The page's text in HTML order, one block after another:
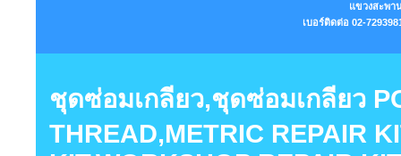
แขวงสะพา
เบอร์ติดต่อ 02-
ชุดซ่อมเกลียว,ชุดซ่อมเกลียว
THREAD,METRIC REPAIR